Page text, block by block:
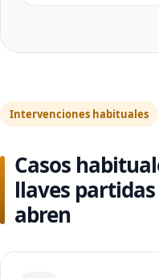
Intervenciones habituales
Casos
llaves
abren